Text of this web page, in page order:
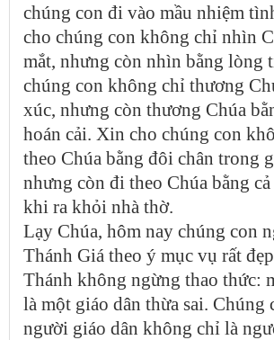
chúng con đi vào mầu nhiệm
cho chúng con không chỉ nhìn
mắt, nhưng còn nhìn bằng lòng
chúng con không chỉ thương
xúc, nhưng còn thương Chúa
hoán cải. Xin cho chúng con
theo Chúa bằng đôi chân trong
nhưng còn đi theo Chúa bằng
khi ra khỏi nhà thờ.
Lạy Chúa, hôm nay chúng con
Thánh Giá theo ý mục vụ rất
Thánh không ngừng thao thức:
là một giáo dân thừa sai. Chúng
người giáo dân không chỉ là